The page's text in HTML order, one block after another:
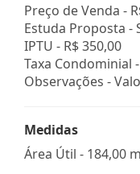
Preço de Venda -
Estuda Proposta -
IPTU - R$ 350,00
Taxa Condominial -
Observações -
Medidas
Área Útil - 184,00